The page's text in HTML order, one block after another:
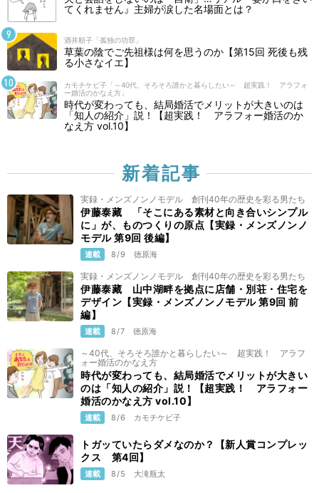
てくれません』主婦が涙した名場面とは？
酒井順子「孤独の功罪」
草葉の陰でご先祖様は何を思うのか【第15回 死後も残
る小さなイエ】
カモチケビ子「～40代、そろそろ誰かと暮らしたい～ 超実践！ アラフォ
ー婚活のかなえ方」
時代が変わっても、結局婚活でメリットが大きいのは
「知人の紹介」説！【超実践！ アラフォー婚活のか
なえ方 vol.10】
新着記事
実録・メンズノンノモデル 創刊40年の歴史を彩る男たち
伊藤泰藏 「そこにある素材と向き合いシンプル
に」が、ものつくりの原点【実録・メンズノンノ
モデル 第9回 後編】
連載 8/9 徳原海
実録・メンズノンノモデル 創刊40年の歴史を彩る男たち
伊藤泰藏 山中湖畔を拠点に店舗・別荘・住宅を
デザイン【実録・メンズノンノモデル 第9回 前
編】
連載 8/7 徳原海
～40代、そろそろ誰かと暮らしたい～ 超実践！ アラフ
ォー婚活のかなえ方
時代が変わっても、結局婚活でメリットが大きい
のは「知人の紹介」説！【超実践！ アラフォー
婚活のかなえ方 vol.10】
連載 8/6 カモチケビ子
トガッていたらダメなのか？【新人賞コンプレッ
クス 第4回】
連載 8/5 大滝瓶太